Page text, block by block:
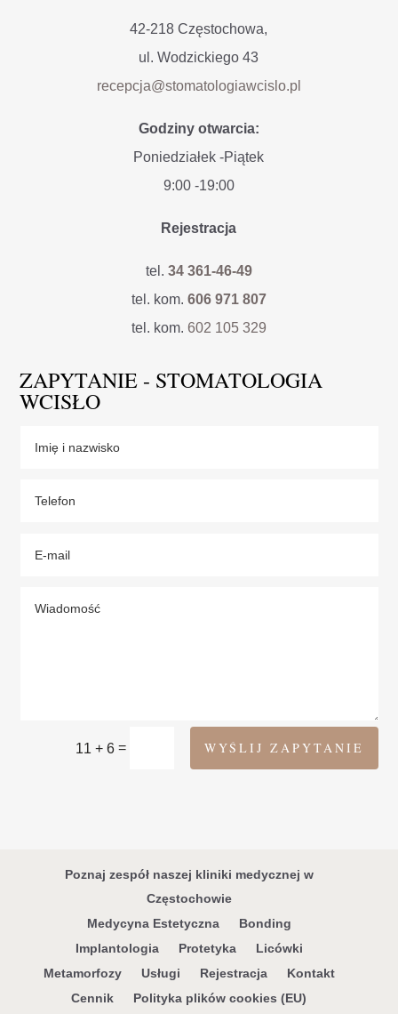
42-218Częstochowa,
ul. Wodzickiego 43
recepcja@stomatologiawcislo.pl
Godziny otwarcia:
Poniedziałek -Piątek
9:00 -19:00
Rejestracja
tel. 34 361-46-49
tel. kom. 606 971 807
tel. kom. 602 105 329
ZAPYTANIE - STOMATOLOGIA
WCISŁO
11 + 6= WYŚLIJ ZAPYTANIE
Poznaj zespół naszej kliniki medycznej w
Częstochowie
Medycyna Estetyczna
Bonding
Implantologia
Protetyka
Licówki
Metamorfozy
Usługi Rejestracja
Kontakt
Cennik
Polityka plików cookies (EU)